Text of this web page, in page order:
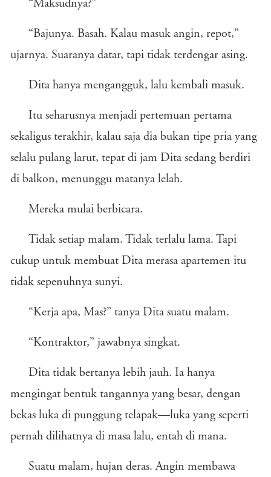
“Maksudnya?”
“Bajunya. Basah. Kalau masuk angin, repot,”
ujarnya. Suaranya datar, tapi tidak terdengar asing.
Dita hanya mengangguk, lalu kembali masuk.
Itu seharusnya menjadi pertemuan pertama
sekaligus terakhir, kalau saja dia bukan tipe pria yang
selalu pulang larut, tepat di jam Dita sedang berdiri
di balkon, menunggu matanya lelah.
Mereka mulai berbicara.
Tidak setiap malam. Tidak terlalu lama. Tapi
cukup untuk membuat Dita merasa apartemen itu
tidak sepenuhnya sunyi.
“Kerja apa, Mas?” tanya Dita suatu malam.
“Kontraktor,” jawabnya singkat.
Dita tidak bertanya lebih jauh. Ia hanya
mengingat bentuk tangannya yang besar, dengan
bekas luka di punggung telapak—luka yang seperti
pernah dilihatnya di masa lalu, entah di mana.
Suatu malam, hujan deras. Angin membawa